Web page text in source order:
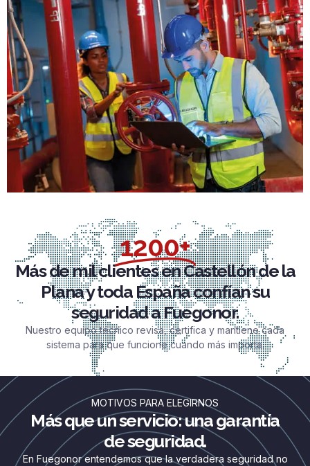
1200+
Más de mil clientes en Castellón de la
Plana y toda España confían su
seguridad a Fuegonor.
Nuestro equipo técnico revisa, certifica y mantiene cada
sistema para que funcione cuando más importa.
MOTIVOS PARA ELEGIRNOS
Más que un servicio: una garantía
de seguridad.
En Fuegonor entendemos que la verdadera seguridad no